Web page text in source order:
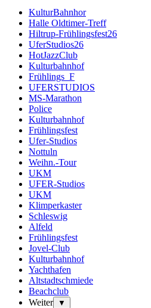
KulturBahnhor
Halle Oldtimer-Treff
Hiltrup-Frühlingsfest26
UferStudios26
HotJazzClub
Kulturbahnhof
Frühlings_F
UFERSTUDIOS
MS-Marathon
Police
Kulturbahnhof
Frühlingsfest
Ufer-Studios
Nottuln
Weihn.-Tour
UKM
UFER-Studios
UKM
Klimperkaster
Schleswig
Alfeld
Frühlingsfest
Jovel-Club
Kulturbahnhof
Yachthafen
Altstadtschmiede
Beachclub
Weiter
▼